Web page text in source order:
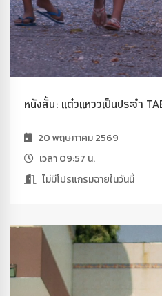
หนังสั้น: แต๋วแหววเป็นประจำ
20 พฤษภาคม 2569
เวลา 09:57 น.
ไม่มีโปรแกรมฉายในวันนี้